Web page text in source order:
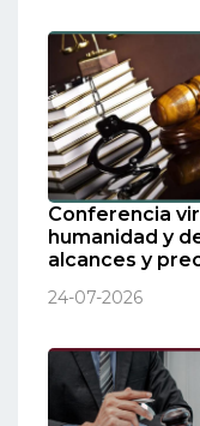
Conferencia
humanidad y
alcances y
24-07-2026